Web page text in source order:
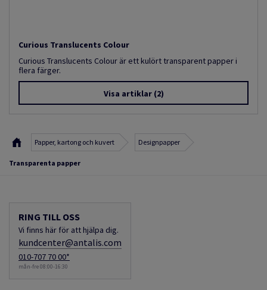
Curious Translucents Colour
Curious Translucents Colour är ett kulört transparent papper i
flera färger.
Visa artiklar(2)
Papper, kartong och kuvert Designpapper
Transparenta papper
RING TILL OSS
Vi finns här för att hjälpa dig.
kundcenter@antalis.com
010-707 70 00*
mån-fre 08:00-16:30